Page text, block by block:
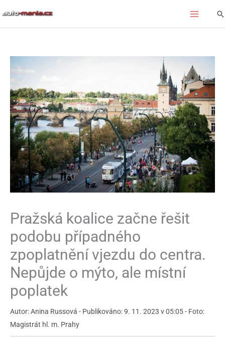
Pražská koalice začne řešit
podobu případného
zpoplatnění vjezdu do centra.
Nepůjde o mýto, ale místní
poplatek
Autor: Anina Russová - Publikováno: 9. 11. 2023 v 05:05 - Foto:
Magistrát hl. m. Prahy